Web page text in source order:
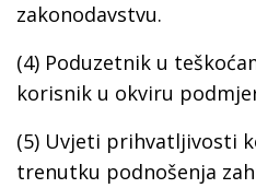
zakonodavstvu.
(4) Poduzetnik u
korisnik u okviru
(5) Uvjeti prihvatljivosti
trenutku podnošenja